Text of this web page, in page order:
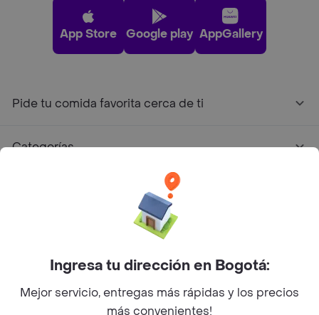
App Store Google play AppGallery
Pide tu comida favorita cerca de ti
Categorías
Rappi Inc. All rights reserved.
Ingresa tu dirección en Bogotá:
Mejor servicio, entregas más rápidas y los precios
más convenientes!